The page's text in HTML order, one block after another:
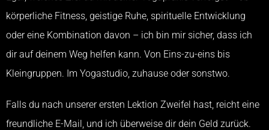
körperliche Fitness, geistige Ruhe, spirituelle Entwicklung
oder eine Kombination davon – ich bin mir sicher, dass ich
dir auf deinem Weg helfen kann. Von Eins-zu-eins bis
Kleingruppen. Im Yogastudio, zuhause oder sonstwo.
Falls du nach unserer ersten Lektion Zweifel hast, reicht eine
freundliche E-Mail, und ich überweise dir dein Geld zurück.